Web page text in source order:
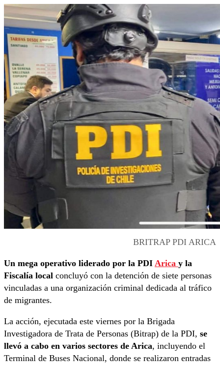
BRITRAP PDI ARICA
Un mega operativo liderado por la PDI Arica y la
Fiscalía local concluyó con la detención de siete personas
vinculadas a una organización criminal dedicada al tráfico
de migrantes.
La acción, ejecutada este viernes por la Brigada
Investigadora de Trata de Personas (Bitrap) de la PDI, se
llevó a cabo en varios sectores de Arica, incluyendo el
Terminal de Buses Nacional, donde se realizaron entradas